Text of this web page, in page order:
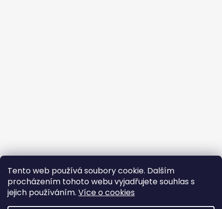
Tento web používá soubory cookie. Dalším
procházením tohoto webu vyjadřujete souhlas s
jejich používáním. Více o cookies
Vytvořil Shoptet